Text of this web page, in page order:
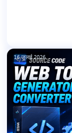
16 जुलाई 2026